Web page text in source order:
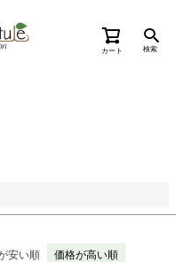
カート 検索
安い順 価格が高い順